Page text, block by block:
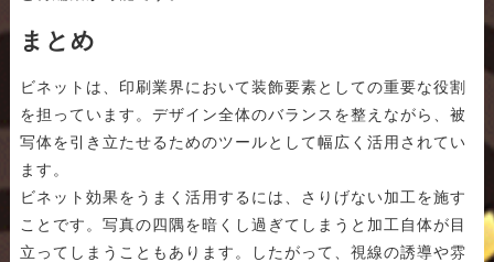
まとめ
ビネットは、印刷業界において装飾要素としての重要な役割
を担っています。デザイン全体のバランスを整えながら、被
写体を引き立たせるためのツールとして幅広く活用されてい
ます。
ビネット効果をうまく活用するには、さりげない加工を施す
ことです。写真の四隅を暗くし過ぎてしまうと加工自体が目
立ってしまうこともあります。したがって、視線の誘導や雰